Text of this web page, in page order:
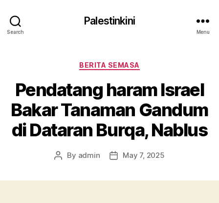
Search
Palestinkini
Menu
Categories
BERITA SEMASA
Pendatang haram Israel
Bakar Tanaman Gandum
di Dataran Burqa, Nablus
Post
By admin
PostMay 7, 2025